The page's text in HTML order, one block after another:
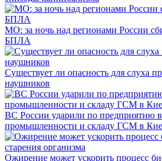
МО: за ночь над регионами России
БПЛА
Существует ли опасность для слуха
наушников
ВС России ударили по предприятию
промышленности и складу ГСМ в
Ожирение может ускорить процесс